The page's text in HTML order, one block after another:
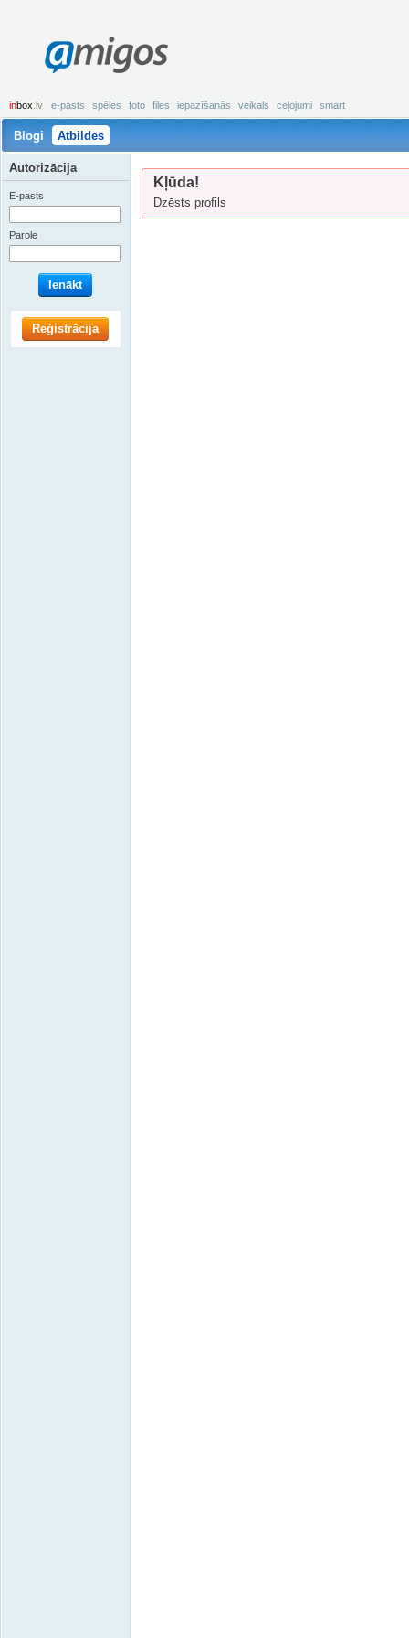
amigos
inbox .lv e-pasts spēles foto files iepazīšanās veikals ceļojumi smart
Blogi Atbildes
Kļūda!
Dzēsts profils
Autorizācija
E-pasts
Parole
Ienākt
Reģistrācija